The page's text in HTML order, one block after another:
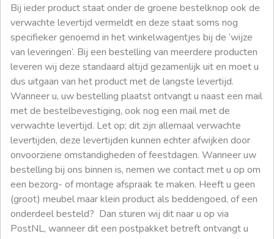
Bij ieder product staat onder de groene bestelknop ook de
verwachte levertijd vermeldt en deze staat soms nog
specifieker genoemd in het winkelwagentjes bij de ‘wijze
van leveringen’. Bij een bestelling van meerdere producten
leveren wij deze standaard altijd gezamenlijk uit en moet u
dus uitgaan van het product met de langste levertijd.
Wanneer u, uw bestelling plaatst ontvangt u naast een mail
met de bestelbevestiging, ook nog een mail met de
verwachte levertijd. Let op; dit zijn allemaal verwachte
levertijden, deze levertijden kunnen echter afwijken door
onvoorziene omstandigheden of feestdagen. Wanneer uw
bestelling bij ons binnen is, nemen we contact met u op om
een bezorg- of montage afspraak te maken. Heeft u geen
(groot) meubel maar klein product als beddengoed, of een
onderdeel besteld? Dan sturen wij dit naar u op via
PostNL, wanneer dit een postpakket betreft ontvangt u